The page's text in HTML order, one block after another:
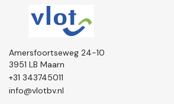
Amersfoortseweg 24-10
3951 LB Maarn
+31 343745011
info@vlotbv.nl